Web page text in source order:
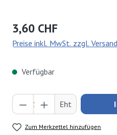
Regulärer Preis:
3,60 CHF
Preise inkl. MwSt. zzgl.
Verfügbar
Produkt Anzahl: Gib
Eht
Zum Merkzettel hinzufügen